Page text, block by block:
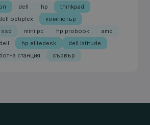
dell hp
thinkpad
optiplex
компютър
ssd mini pc hp probook
amd
hp elitedesk
dell latitude
станция сървър